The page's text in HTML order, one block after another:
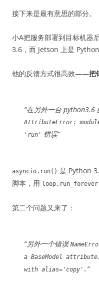
接下来是最有意思的部分。
小A把服务部署到目标机器
3.6，而 Jetson 上是 Python
他的反馈方式很高效——把
“在另外一台 python3.6
AttributeError:
'run' 错误”
asyncio.run() 是 Python
脚本，用
第二个问题又来了：
“另外一个错误
a BaseModel
with alias='copy'. “